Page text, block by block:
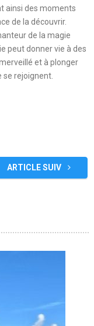
ainsi des moments
de la découvrir.
de la magie
peut donner vie à des
et à plonger
se rejoignent.
ARTICLE SUIV